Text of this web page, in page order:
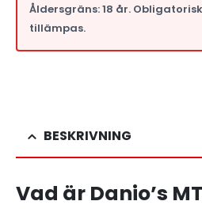
Åldersgräns: 18 år.
tillämpas.
BESKRIVNING
Vad är Danio’s